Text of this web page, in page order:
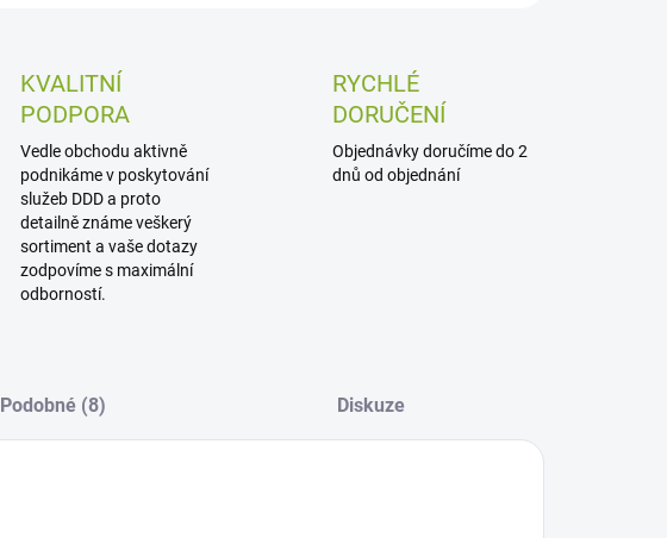
KVALITNÍ
PODPORA
Vedle obchodu aktivně
podnikáme v poskytování
služeb DDD a proto
detailně známe veškerý
sortiment a vaše dotazy
zodpovíme s maximální
odborností.
RYCHLÉ
DORUČENÍ
Objednávky doručíme do 2
dnů od objednání
Podobné (8) Diskuze